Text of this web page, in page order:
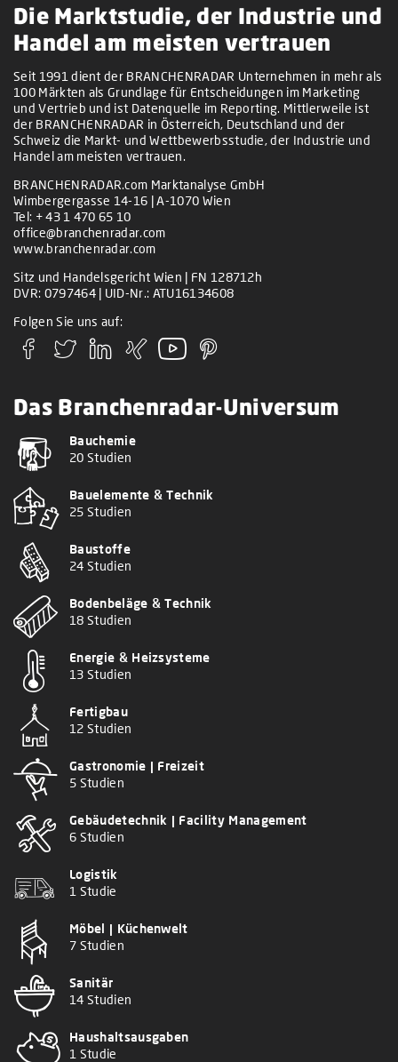
Die Marktstudie, der Industrie und
Handel am meisten vertrauen
Seit 1991 dient der BRANCHENRADAR Unternehmen in mehr als
100 Märkten als Grundlage für Entscheidungen im Marketing
und Vertrieb und ist Datenquelle im Reporting. Mittlerweile ist
der BRANCHENRADAR in Österreich, Deutschland und der
Schweiz die Markt- und Wettbewerbsstudie, der Industrie und
Handel am meisten vertrauen.
BRANCHENRADAR.com Marktanalyse GmbH
Wimbergergasse 14-16 | A-1070 Wien
Tel: + 43 1 470 65 10
office@branchenradar.com
www.branchenradar.com
Sitz und Handelsgericht Wien | FN 128712h
DVR: 0797464 | UID-Nr.: ATU16134608
Folgen Sie uns auf:
Das Branchenradar-Universum
Bauchemie
20 Studien
Bauelemente & Technik
25 Studien
Baustoffe
24 Studien
Bodenbeläge & Technik
18 Studien
Energie & Heizsysteme
13 Studien
Fertigbau
12 Studien
Gastronomie | Freizeit
5 Studien
Gebäudetechnik | Facility Management
6 Studien
Logistik
1 Studie
Möbel | Küchenwelt
7 Studien
Sanitär
14 Studien
Haushaltsausgaben
1 Studie